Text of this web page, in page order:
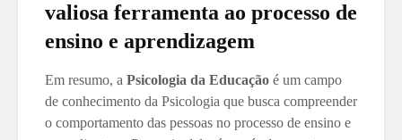
valiosa ferramenta ao processo de
ensino e aprendizagem
Em resumo, a Psicologia da Educação é um campo
de conhecimento da Psicologia que busca compreender
o comportamento das pessoas no processo de ensino e